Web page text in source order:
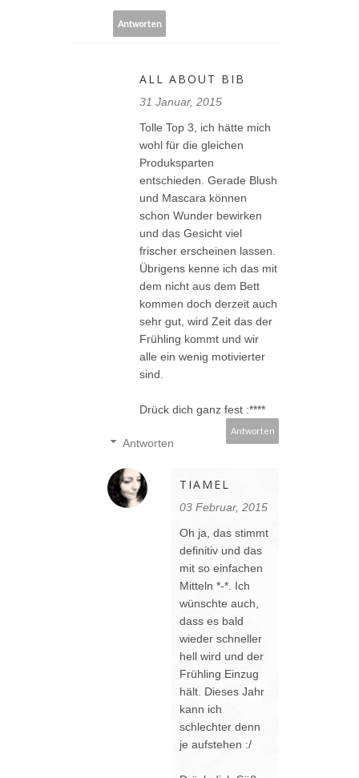
Antworten
ALL ABOUT BIB
31 Januar, 2015
Tolle Top 3, ich hätte mich
wohl für die gleichen
Produksparten
entschieden. Gerade Blush
und Mascara können
schon Wunder bewirken
und das Gesicht viel
frischer erscheinen lassen.
Übrigens kenne ich das mit
dem nicht aus dem Bett
kommen doch derzeit auch
sehr gut, wird Zeit das der
Frühling kommt und wir
alle ein wenig motivierter
sind.
Drück dich ganz fest :****
Antworten
Antworten
TIAMEL
03 Februar, 2015
Oh ja, das stimmt
definitiv und das
mit so einfachen
Mitteln *-*. Ich
wünschte auch,
dass es bald
wieder schneller
hell wird und der
Frühling Einzug
hält. Dieses Jahr
kann ich
schlechter denn
je aufstehen :/